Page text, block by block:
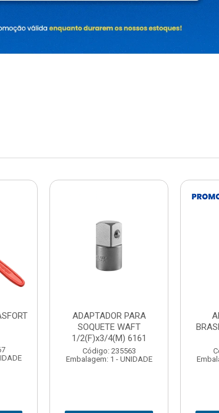
ABAJOUR LED
BRASFORT COB MESA
7844
Código: 310379
Embalagem: 1 - UNIDADE